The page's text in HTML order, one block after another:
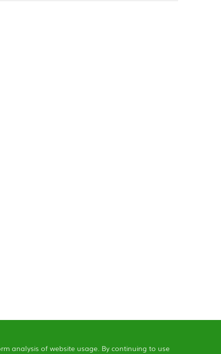
analysis of website usage. By continuing to use